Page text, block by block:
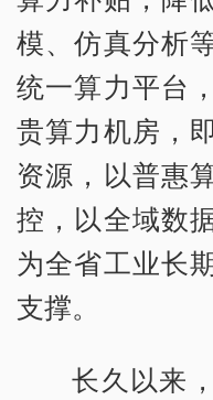
模、仿真分析
统一算力平台
贵算力机房，
资源，以普惠
控，以全域数
为全省工业长
支撑。
长久以来